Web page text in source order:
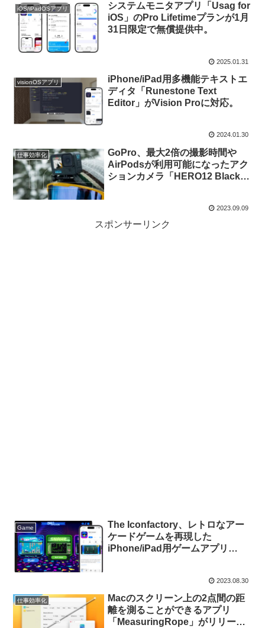
iOS/iPadOSアプリ
システムモニタアプリ「Usag for
iOS」のPro Lifetimeプランが1月
31日限定で無償提供中。
2025.01.31
visionOSアプリ
iPhone/iPad用多機能テキストエ
ディタ「Runestone Text
Editor」がVision Proに対応。
2024.01.30
仕事効率化
GoPro、最大2倍の撮影時間や
AirPodsが利用可能になったアク
ションカメラ「HERO12 Black」
2023.09.09
スポンサーリンク
Game
The Iconfactory、レトロなアー
ケードゲームを再現した
iPhone/iPad用ゲームアプリ
2023.08.30
仕事効率化
Macのスクリーン上の2点間の距
離を測ることができるアプリ
「MeasuringRope」がリリー